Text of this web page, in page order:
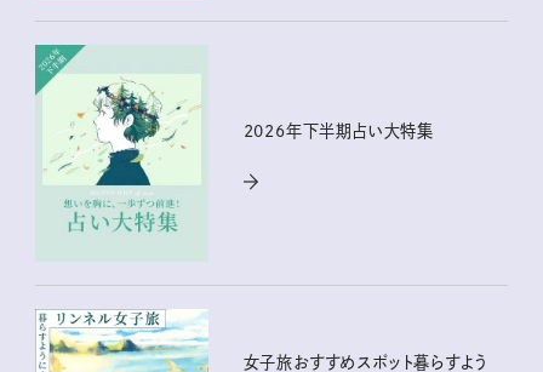
2026年下半期占い大特集
女子旅おすすめスポット暮らすよう